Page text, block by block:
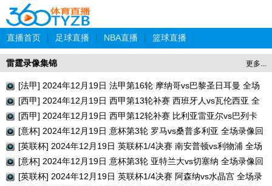
直播首页 足球直播 NBA直播 篮球直播
更多...
雷霆录像集锦
[法甲] 2024年12月19日 法甲第16轮 摩纳哥vs巴黎圣日耳曼 全场
录像回放
[西甲] 2024年12月19日 西甲第13轮补赛 西班牙人vs瓦伦西亚 全
场录像回放
[西甲] 2024年12月19日 西甲第12轮补赛 比利亚雷亚尔vs巴列卡
诺 全场录像回放
[意杯] 2024年12月19日 意杯第3轮 罗马vs桑普多利亚 全场录像回
放
[英联杯] 2024年12月19日 英联杯1/4决赛 南安普顿vs利物浦 全场
录像回放
[意杯] 2024年12月19日 意杯第3轮 亚特兰大vs切塞纳 全场录像回
放
[英联杯] 2024年12月19日 英联杯1/4决赛 阿森纳vs水晶宫 全场录